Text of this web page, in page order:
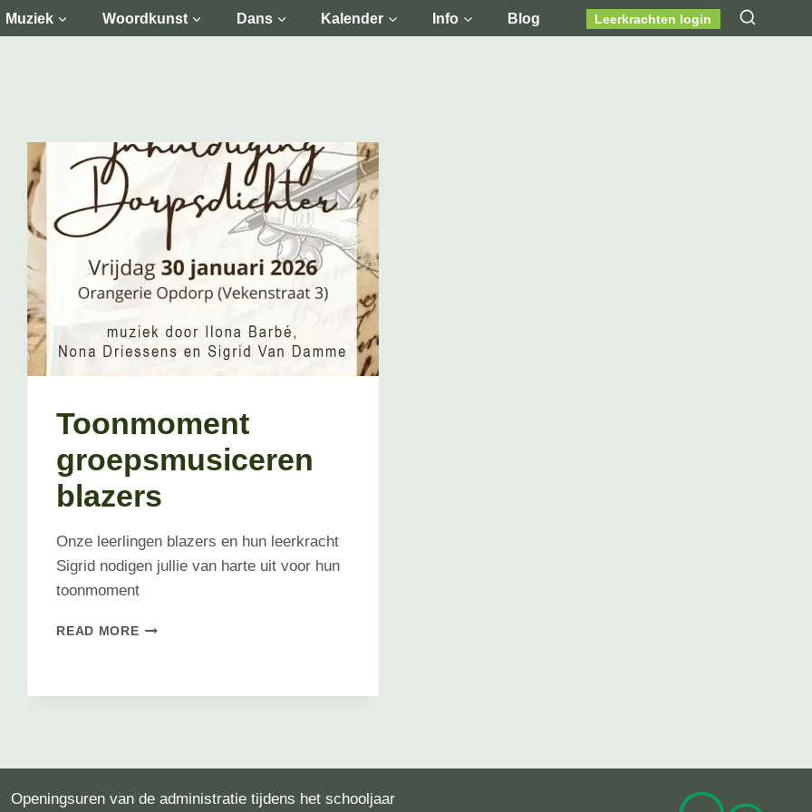
Muziek Woordkunst Dans Kalender Info Blog Leerkrachten login
Toonmoment
groepsmusiceren
blazers
Onze leerlingen blazers en hun leerkracht
Sigrid nodigen jullie van harte uit voor hun
toonmoment
READ MORETOONMOMENT
Openingsuren van de administratie tijdens het schooljaar